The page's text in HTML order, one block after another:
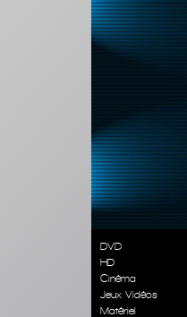
DVD
HD
Cinéma
Jeux Vidéos
Matériel